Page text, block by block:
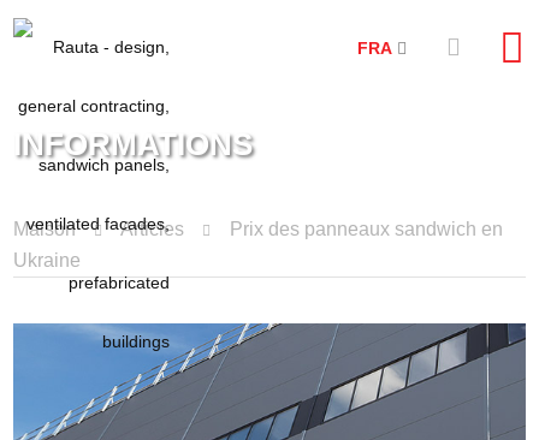
FRA
INFORMATIONS
Maison Articles
Prix des panneaux sandwich en
Ukraine